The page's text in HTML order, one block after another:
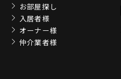
お部屋探し
入居者様
オーナー様
仲介業者様